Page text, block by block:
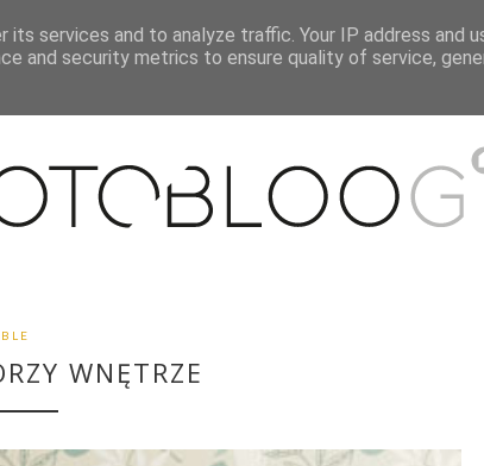
WSPÓŁPRACA MOJE MIESZKANIE
WNĘTRZE
services and to analyze traffic. Your IP address and
and security metrics to ensure quality of service,